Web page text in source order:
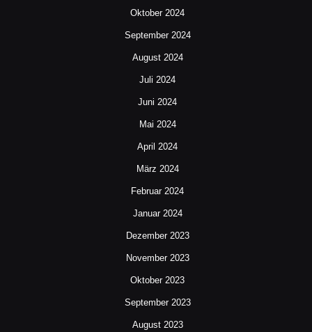
Oktober 2024
September 2024
August 2024
Juli 2024
Juni 2024
Mai 2024
April 2024
März 2024
Februar 2024
Januar 2024
Dezember 2023
November 2023
Oktober 2023
September 2023
August 2023